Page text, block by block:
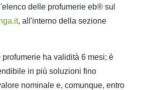
delle profumerie eb® sul
, all'interno della sezione
profumerie ha validità 6 mesi; è
in più soluzioni fino
nominale e, comunque, entro